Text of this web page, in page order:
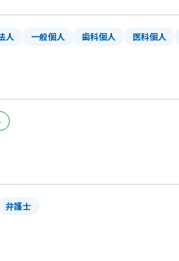
人 一般個人 歯科個人 医科個人
弁護士